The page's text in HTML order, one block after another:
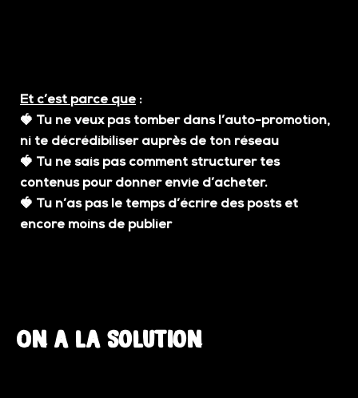
Et c’est parce que :
🍓
Tu ne veux pas tomber dans l’auto-promotion,
ni te décrédibiliser auprès de ton réseau
🍓
Tu ne sais pas comment structurer tes
contenus pour donner envie d’acheter.
🍓
Tu n’as pas le temps d’écrire des posts et
encore moins de publier
On a la solution